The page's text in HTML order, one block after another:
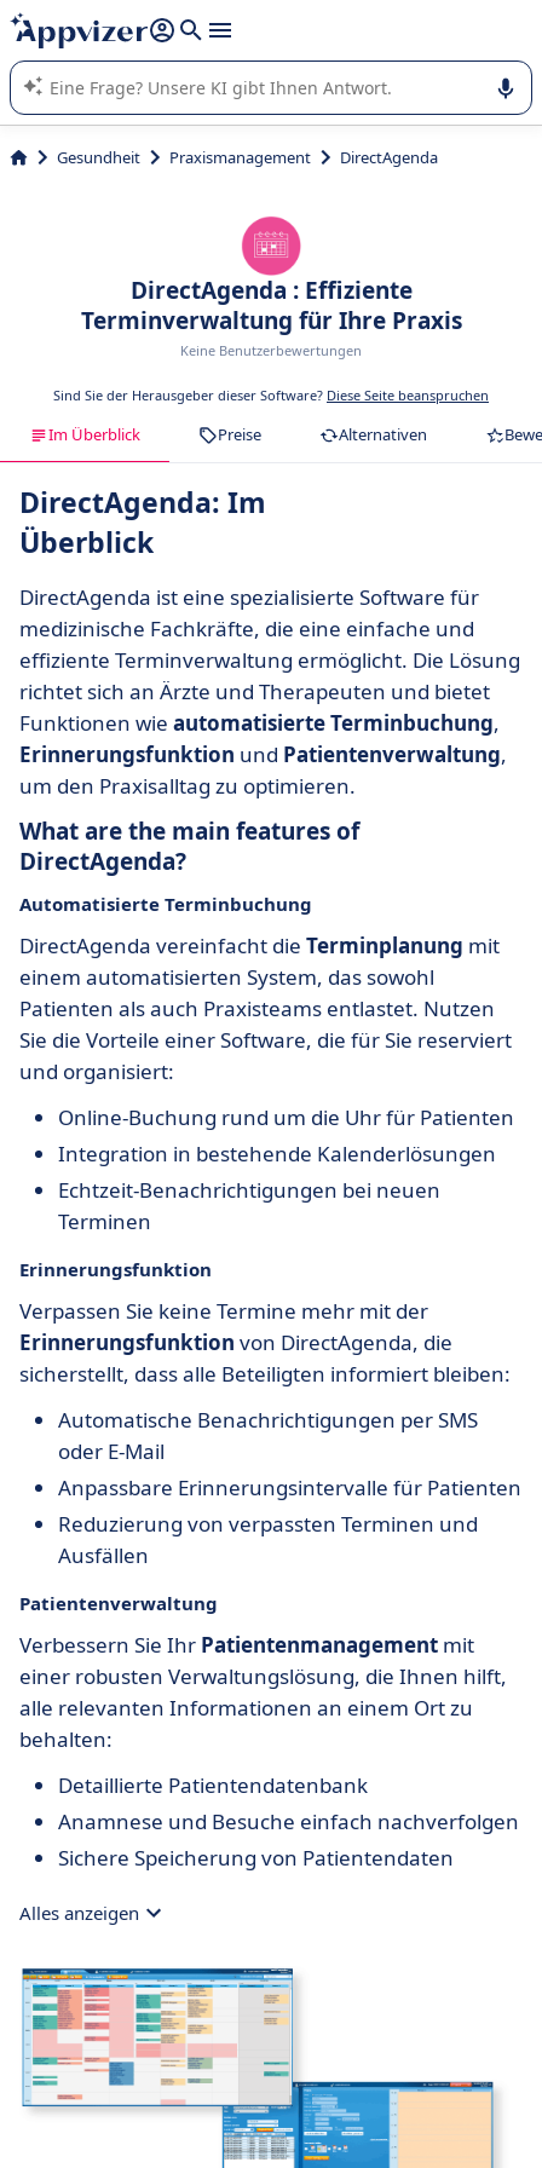
beantworten (mehrere Zeilen mit
Die KI von Appvizer führt Sie bei der Nutzung oder Auswahl
von SaaS-Software in Unternehmen.
Gesundheit Praxismanagement DirectAgenda
DirectAgenda : Effiziente
Terminverwaltung für Ihre Praxis
Keine Benutzerbewertungen
Sind Sie der Herausgeber dieser Software? Diese Seite beanspruchen
Im Überblick Preise Alternativen
DirectAgenda: Im
Überblick
DirectAgenda ist eine spezialisierte Software für
medizinische Fachkräfte, die eine einfache und
effiziente Terminverwaltung ermöglicht. Die Lösung
richtet sich an Ärzte und Therapeuten und bietet
Funktionen wie automatisierte Terminbuchung,
Erinnerungsfunktion und Patientenverwaltung,
um den Praxisalltag zu optimieren.
What are the main features of
DirectAgenda?
Automatisierte Terminbuchung
DirectAgenda vereinfacht die Terminplanung mit
einem automatisierten System, das sowohl
Patienten als auch Praxisteams entlastet. Nutzen
Sie die Vorteile einer Software, die für Sie reserviert
und organisiert:
Online-Buchung rund um die Uhr für Patienten
Integration in bestehende Kalenderlösungen
Echtzeit-Benachrichtigungen bei neuen
Terminen
Erinnerungsfunktion
Verpassen Sie keine Termine mehr mit der
Erinnerungsfunktion von DirectAgenda, die
sicherstellt, dass alle Beteiligten informiert bleiben:
Automatische Benachrichtigungen per SMS
oder E-Mail
Anpassbare Erinnerungsintervalle für Patienten
Reduzierung von verpassten Terminen und
Ausfällen
Patientenverwaltung
Verbessern Sie Ihr Patientenmanagement mit
einer robusten Verwaltungslösung, die Ihnen hilft,
alle relevanten Informationen an einem Ort zu
behalten:
Detaillierte Patientendatenbank
Anamnese und Besuche einfach nachverfolgen
Sichere Speicherung von Patientendaten
Alles anzeigen